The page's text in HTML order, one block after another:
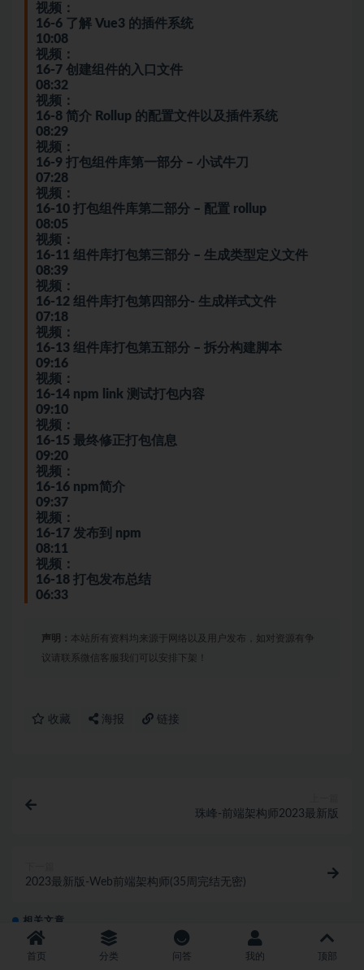
视频：
16-6 了解 Vue3 的插件系统
10:08
视频：
16-7 创建组件的入口文件
08:32
视频：
16-8 简介 Rollup 的配置文件以及插件系统
08:29
视频：
16-9 打包组件库第一部分 – 小试牛刀
07:28
视频：
16-10 打包组件库第二部分 – 配置 rollup
08:05
视频：
16-11 组件库打包第三部分 – 生成类型定义文件
08:39
视频：
16-12 组件库打包第四部分- 生成样式文件
07:18
视频：
16-13 组件库打包第五部分 – 拆分构建脚本
09:16
视频：
16-14 npm link 测试打包内容
09:10
视频：
16-15 最终修正打包信息
09:20
视频：
16-16 npm简介
09:37
视频：
16-17 发布到 npm
08:11
视频：
16-18 打包发布总结
06:33
声明： 本站所有资料均来源于网络以及用户发布，如对资源有争
议请联系微信客服我们可以安排下架！
收藏 海报 链接
珠峰-前端架构师2023最新版
2023最新版-Web前端架构师(35周完结无密)
相关文章
程序员AI量化理财体系课（完结）
首页 分类 问答 我的 顶部